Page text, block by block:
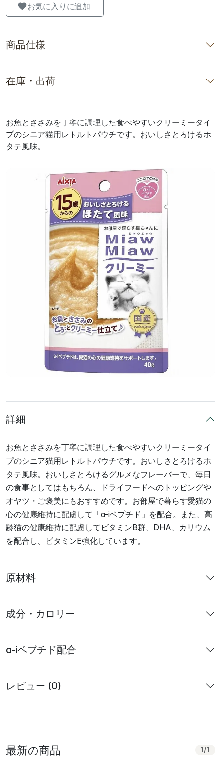
お気に入りに追加
商品仕様
在庫・出荷
お魚とささみを丁寧に調理した食べやすいクリーミータイ
プのシニア猫用レトルトパウチです。おいしさとろけるホ
タテ風味。
詳細
お魚とささみを丁寧に調理した食べやすいクリーミータイ
プのシニア猫用レトルトパウチです。おいしさとろけるホ
タテ風味。おいしさとろけるグルメなフレーバーで、毎日
の食事としてはもちろん、ドライフードへのトッピングや
オヤツ・ご褒美にもおすすめです。お部屋で暮らす愛猫の
心の健康維持に配慮して「a-iペプチド」を配合。また、高
齢猫の健康維持に配慮してビタミンB群、DHA、カリウム
を配合し、ビタミンE強化しています。
原材料
成分・カロリー
a-iペプチド配合
レビュー (0)
最新の商品 1 /1